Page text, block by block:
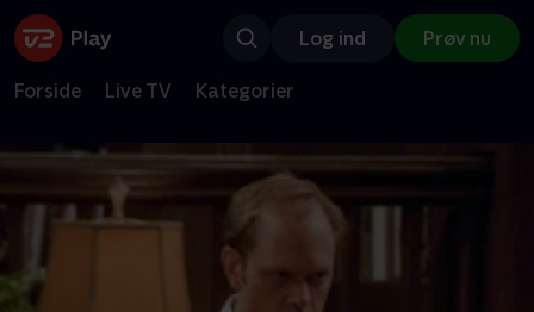
Log ind Prøv nu
Forside Live TV Kategorier